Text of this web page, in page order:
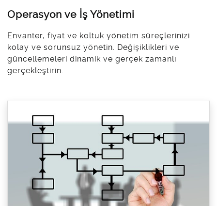
Operasyon ve İş Yönetimi
Envanter, fiyat ve koltuk yönetim süreçlerinizi
kolay ve sorunsuz yönetin. Değişiklikleri ve
güncellemeleri dinamik ve gerçek zamanlı
gerçekleştirin.